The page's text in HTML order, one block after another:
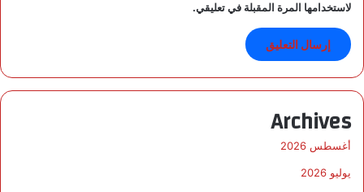
لاستخدامها المرة المقبلة في تعليقي.
Archives
أغسطس 2026
يوليو 2026